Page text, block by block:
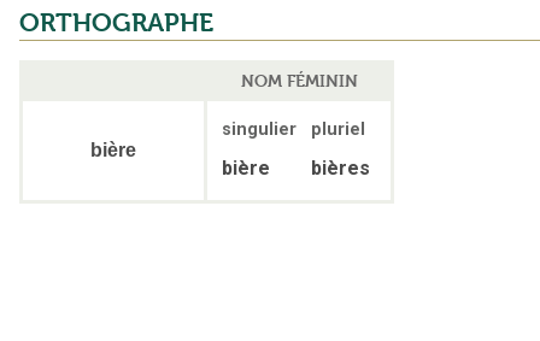
ORTHOGRAPHE
NOM FÉMININ
bière
singulier pluriel
bière bières